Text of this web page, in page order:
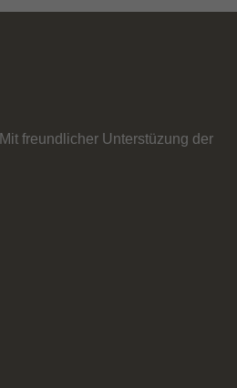
Mit freundlicher Unterstüzung der